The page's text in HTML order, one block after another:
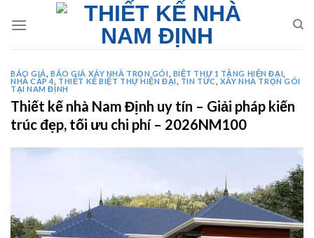
BÁO GIÁ ,BÁO GIÁ XÂY NHÀ TRỌN GÓI BIỆT THỰ 1 TẦNG HIỆN ĐẠI
NHÀ CẤP 4
THIẾT KẾ BIỆT THỰ HIỆN ĐẠI TIN TỨC
XÂY NHÀ TRỌN GÓI
TẠI NAM ĐỊNH
Thiết kế nhà Nam Định uy tín – Giải pháp kiến
trúc đẹp, tối ưu chi phí – 2026NM100